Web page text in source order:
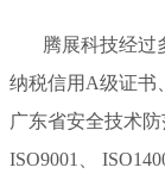
腾展科技经过多
纳税信用A级证书
广东省安全技术
ISO9001、